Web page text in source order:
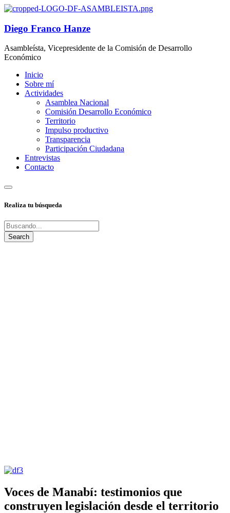
Diego Franco Hanze
Asambleísta, Vicepresidente de la Comisión de Desarrollo
Económico
Inicio
Sobre mí
Actividades
Asamblea Nacional
Comisión Desarrollo Económico
Territorio
Impulso productivo
Transparencia
Participación Ciudadana
Entrevistas
Contacto
Realiza tu búsqueda
Voces de Manabí: testimonios que
construyen legislación desde el territorio